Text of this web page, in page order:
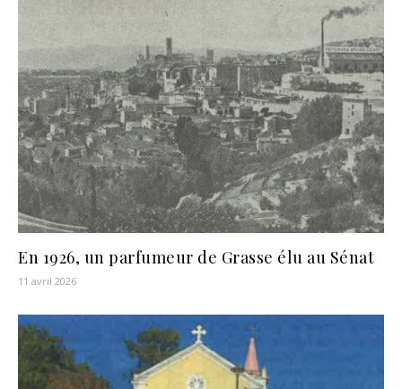
En 1926, un parfumeur de Grasse élu au Sénat
11 avril 2026